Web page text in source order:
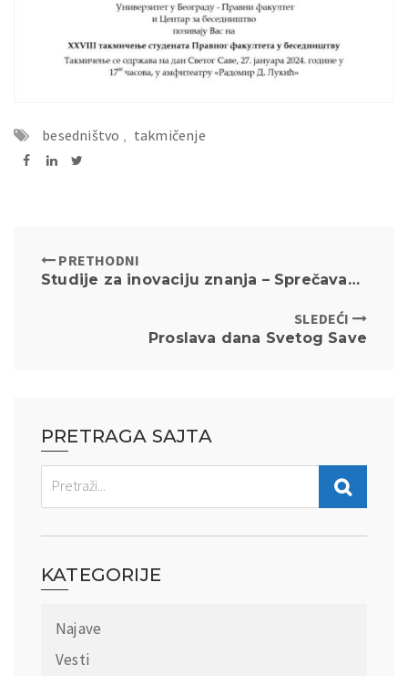
besedništvo takmičenje
PRETHODNI
Studije za inovaciju znanja – Sprečavanje korupcije
SLEDEĆI
Proslava dana Svetog Save
PRETRAGA SAJTA
KATEGORIJE
Najave
Vesti